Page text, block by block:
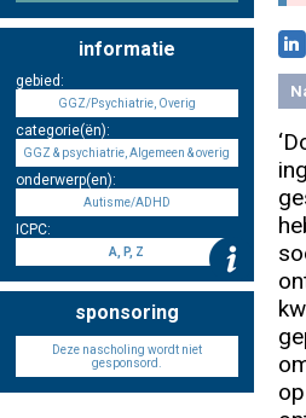
Zoek op kaart
Registreren
Inloggen
informatie
gebied:
GGZ/Psychiatrie, Overig
categorie(ën):
GGZ & psychiatrie, Algemeen & overig
onderwerp(en):
Autisme/ADHD
ICPC:
A, P, Z
sponsoring
Deze nascholing wordt niet
gesponsord.